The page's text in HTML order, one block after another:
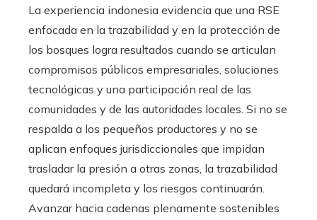
La experiencia indonesia evidencia que una RSE
enfocada en la trazabilidad y en la protección de
los bosques logra resultados cuando se articulan
compromisos públicos empresariales, soluciones
tecnológicas y una participación real de las
comunidades y de las autoridades locales. Si no se
respalda a los pequeños productores y no se
aplican enfoques jurisdiccionales que impidan
trasladar la presión a otras zonas, la trazabilidad
quedará incompleta y los riesgos continuarán.
Avanzar hacia cadenas plenamente sostenibles